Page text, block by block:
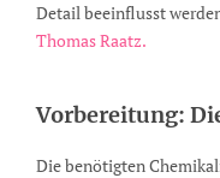
Detail beeinflusst
Thomas Raatz.
Vorbereitung:
Die benötigten